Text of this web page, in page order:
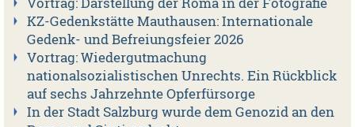
KZ-Gedenkstätte Mauthausen: Internationale
Gedenk- und Befreiungsfeier 2026
Vortrag: Wiedergutmachung
nationalsozialistischen Unrechts. Ein Rückblick
auf sechs Jahrzehnte Opferfürsorge
In der Stadt Salzburg wurde dem Genozid an den